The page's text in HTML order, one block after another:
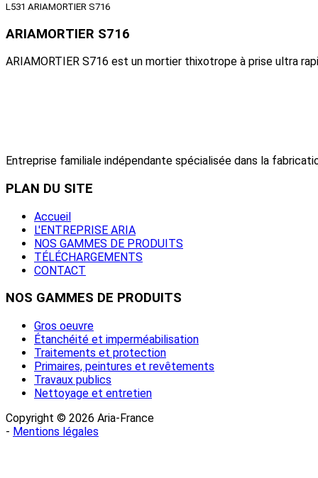
L531 ARIAMORTIER S716
ARIAMORTIER S716
ARIAMORTIER S716 est un mortier thixotrope à prise ultra
Entreprise familiale indépendante spécialisée dans la
PLAN DU SITE
Accueil
L'ENTREPRISE ARIA
NOS GAMMES DE PRODUITS
TÉLÉCHARGEMENTS
CONTACT
NOS GAMMES DE PRODUITS
Gros oeuvre
Étanchéité et imperméabilisation
Traitements et protection
Primaires, peintures et revêtements
Travaux publics
Nettoyage et entretien
Copyright © 2026 Aria-France
- Mentions légales